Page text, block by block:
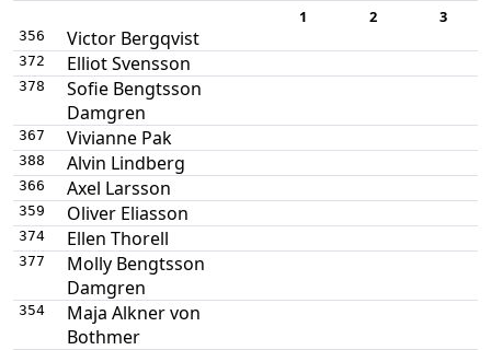
1 2 3
356 Victor Bergqvist
372 Elliot Svensson
378
Sofie Bengtsson
Damgren
367 Vivianne Pak
388 Alvin Lindberg
366 Axel Larsson
359 Oliver Eliasson
374 Ellen Thorell
377
Molly Bengtsson
Damgren
354
Maja Alkner von
Bothmer